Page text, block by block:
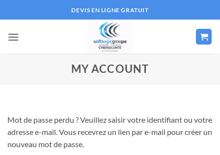
au
DEVIS EN LIGNE GRATUIT
MY ACCOUNT
Mot de passe perdu ? Veuillez saisir votre identifiant ou votre
adresse e-mail. Vous recevrez un lien par e-mail pour créer un
nouveau mot de passe.